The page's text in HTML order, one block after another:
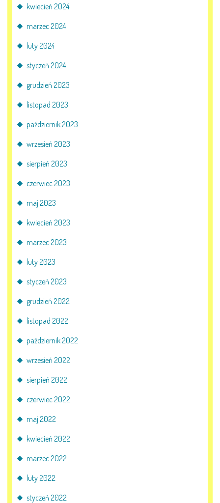
LOGOWANIE
kwiecień 2024
marzec 2024
luty 2024
styczeń 2024
grudzień 2023
listopad 2023
październik 2023
wrzesień 2023
sierpień 2023
czerwiec 2023
maj 2023
kwiecień 2023
marzec 2023
luty 2023
styczeń 2023
grudzień 2022
listopad 2022
październik 2022
wrzesień 2022
sierpień 2022
czerwiec 2022
maj 2022
kwiecień 2022
marzec 2022
luty 2022
styczeń 2022